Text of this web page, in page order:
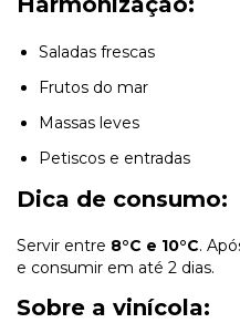
Saladas frescas
Frutos do mar
Massas leves
Petiscos e entradas
Dica de consumo:
Servir entre 8°C e 10°C.
e consumir em até 2 dias.
Sobre a vinícola: